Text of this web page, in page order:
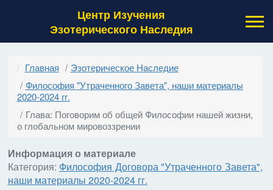
Центр Изучения
Эзотерического Наследия
Главная
Эзотерическое Наследие
Философия "Утраченного Завета", наши материалы
2020-2024 гг.
Глава: Поговорим об общей Философии нашей жизни,
о глобальном мировоззрении
Информация о материале
Категория: Философия Договора "Утраченного Завета",
наши материалы 2020-2024 гг.